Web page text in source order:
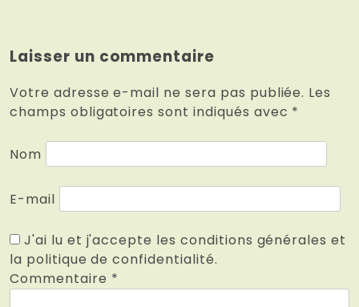
Laisser un commentaire
Votre adresse e-mail ne sera pas publiée. Les
champs obligatoires sont indiqués avec *
Nom
E-mail
J'ai lu et j'accepte les conditions générales et
la politique de confidentialité.
Commentaire *